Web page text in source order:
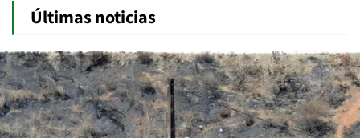
Últimas noticias